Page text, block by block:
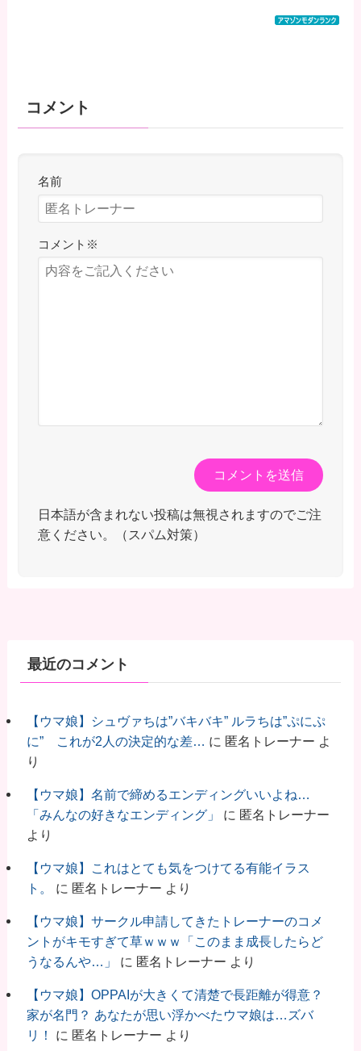
コメント
名前
コメント ※
日本語が含まれない投稿は無視されますのでご注
意ください。（スパム対策）
最近のコメント
【ウマ娘】シュヴァちは”バキバキ” ルラちは”ぷにぷ
に” これが2人の決定的な差… に 匿名トレーナー よ
り
【ウマ娘】名前で締めるエンディングいいよね…
「みんなの好きなエンディング」
に 匿名トレーナー
より
【ウマ娘】これはとても気をつけてる有能イラス
ト。
に 匿名トレーナー より
【ウマ娘】サークル申請してきたトレーナーのコメ
ントがキモすぎて草ｗｗｗ「このまま成長したらど
うなるんや…」
に 匿名トレーナー より
【ウマ娘】OPPAIが大きくて清楚で長距離が得意？
家が名門？ あなたが思い浮かべたウマ娘は…ズバ
リ！
に 匿名トレーナー より